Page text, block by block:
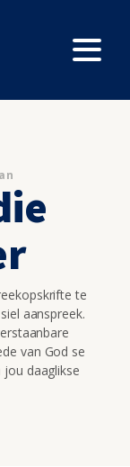
te
aanspreek.
van God se
daaglikse